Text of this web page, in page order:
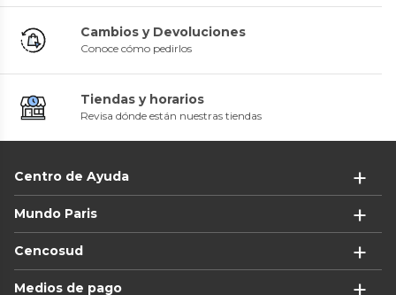
Cambios y Devoluciones
Conoce cómo pedirlos
Tiendas y horarios
Revisa dónde están nuestras tiendas
Centro de Ayuda
Mundo Paris
Cencosud
Medios de pago